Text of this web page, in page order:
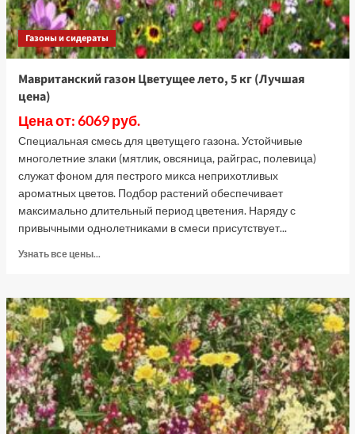
Газоны и сидераты
Мавританский газон Цветущее лето, 5 кг (Лучшая
цена)
Цена от: 6069 руб.
Специальная смесь для цветущего газона. Устойчивые
многолетние злаки (мятлик, овсяница, райграс, полевица)
служат фоном для пестрого микса неприхотливых
ароматных цветов. Подбор растений обеспечивает
максимально длительный период цветения. Наряду с
привычными однолетниками в смеси присутствует...
Узнать все цены...
Мавританский
газон
Цветущее
лето,
кг
(Лучшая
цена)